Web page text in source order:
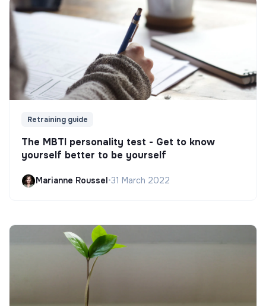
Retraining guide
The MBTI personality test - Get to know
yourself better to be yourself
Marianne Roussel •31 March 2022